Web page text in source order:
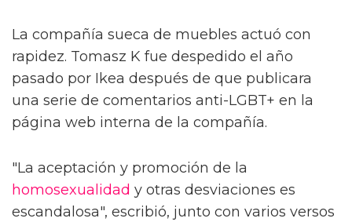
La compañía sueca de muebles actuó con
rapidez. Tomasz K fue despedido el año
pasado por Ikea después de que publicara
una serie de comentarios anti-LGBT+ en la
página web interna de la compañía.
"La aceptación y promoción de la
homosexualidad y otras desviaciones es
escandalosa", escribió, junto con varios versos